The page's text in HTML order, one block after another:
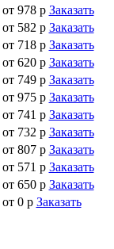
от 978 р Заказать
от 582 р Заказать
от 718 р Заказать
от 620 р Заказать
от 749 р Заказать
от 975 р Заказать
от 741 р Заказать
от 732 р Заказать
от 807 р Заказать
от 571 р Заказать
от 650 р Заказать
от 0 р Заказать